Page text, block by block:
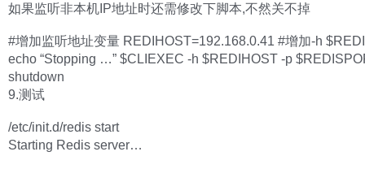
如果监听非本机IP地址时还需修改下脚本,不然关不掉
#增加监听地址变量 REDIHOST=192.168.0.41 #增加-h
echo “Stopping …” $CLIEXEC -h $REDIHOST -p
shutdown
9.测试
/etc/init.d/redis start
Starting Redis server…